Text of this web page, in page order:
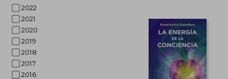
2022
2021
2020
2019
2018
2017
2016